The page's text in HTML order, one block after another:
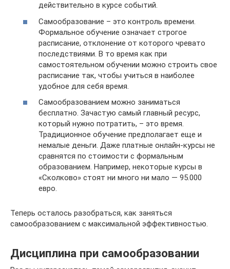
действительно в курсе событий.
Самообразование – это контроль времени.
Формальное обучение означает строгое
расписание, отклонение от которого чревато
последствиями. В то время как при
самостоятельном обучении можно строить свое
расписание так, чтобы учиться в наиболее
удобное для себя время.
Самообразованием можно заниматься
бесплатно. Зачастую самый главный ресурс,
который нужно потратить, – это время.
Традиционное обучение предполагает еще и
немалые деньги. Даже платные онлайн-курсы не
сравнятся по стоимости с формальным
образованием. Например, некоторые курсы в
«Сколково» стоят ни много ни мало — 95.000
евро.
Теперь осталось разобраться, как заняться
самообразованием с максимальной эффективностью.
Дисциплина при самообразовании